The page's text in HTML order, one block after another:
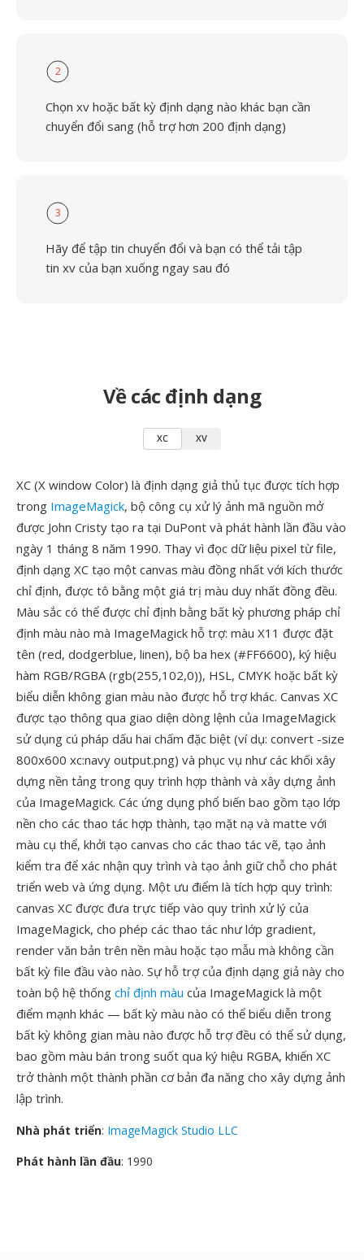
2
Chọn xv hoặc bất kỳ định dạng nào khác bạn cần
chuyển đổi sang (hỗ trợ hơn 200 định dạng)
3
Hãy để tập tin chuyển đổi và bạn có thể tải tập
tin xv của bạn xuống ngay sau đó
Về các định dạng
XC XV
XC (X window Color) là định dạng giả thủ tục được tích hợp
trong ImageMagick, bộ công cụ xử lý ảnh mã nguồn mở
được John Cristy tạo ra tại DuPont và phát hành lần đầu vào
ngày 1 tháng 8 năm 1990. Thay vì đọc dữ liệu pixel từ file,
định dạng XC tạo một canvas màu đồng nhất với kích thước
chỉ định, được tô bằng một giá trị màu duy nhất đồng đều.
Màu sắc có thể được chỉ định bằng bất kỳ phương pháp chỉ
định màu nào mà ImageMagick hỗ trợ: màu X11 được đặt
tên (red, dodgerblue, linen), bộ ba hex (#FF6600), ký hiệu
hàm RGB/RGBA (rgb(255,102,0)), HSL, CMYK hoặc bất kỳ
biểu diễn không gian màu nào được hỗ trợ khác. Canvas XC
được tạo thông qua giao diện dòng lệnh của ImageMagick
sử dụng cú pháp dấu hai chấm đặc biệt (ví dụ: convert -size
800x600 xc:navy output.png) và phục vụ như các khối xây
dựng nền tảng trong quy trình hợp thành và xây dựng ảnh
của ImageMagick. Các ứng dụng phổ biến bao gồm tạo lớp
nền cho các thao tác hợp thành, tạo mặt nạ và matte với
màu cụ thể, khởi tạo canvas cho các thao tác vẽ, tạo ảnh
kiểm tra để xác nhận quy trình và tạo ảnh giữ chỗ cho phát
triển web và ứng dụng. Một ưu điểm là tích hợp quy trình:
canvas XC được đưa trực tiếp vào quy trình xử lý của
ImageMagick, cho phép các thao tác như lớp gradient,
render văn bản trên nền màu hoặc tạo mẫu mà không cần
bất kỳ file đầu vào nào. Sự hỗ trợ của định dạng giả này cho
toàn bộ hệ thống chỉ định màu của ImageMagick là một
điểm mạnh khác — bất kỳ màu nào có thể biểu diễn trong
bất kỳ không gian màu nào được hỗ trợ đều có thể sử dụng,
bao gồm màu bán trong suốt qua ký hiệu RGBA, khiến XC
trở thành một thành phần cơ bản đa năng cho xây dựng ảnh
lập trình.
Nhà phát triển: ImageMagick Studio LLC
Phát hành lần đầu: 1990